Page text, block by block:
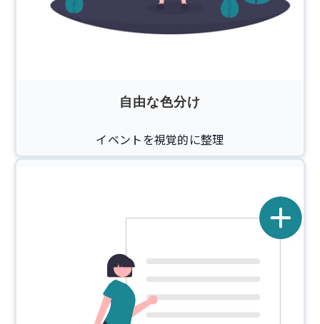
自由な色分け
イベントを視覚的に整理